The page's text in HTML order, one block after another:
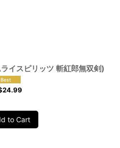
イスピリッツ 斬紅郎無双剣)
24.99
to Cart